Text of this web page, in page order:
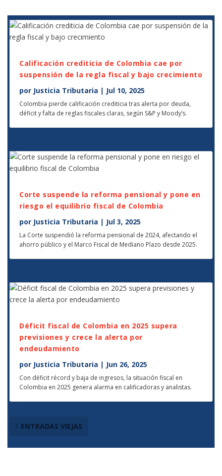
Calificación crediticia de Colombia cae por
suspensión de la regla fiscal y bajo crecimiento
por Justicia Tributaria | Jul 10, 2025
Colombia pierde calificación crediticia tras alerta por deuda,
déficit y falta de reglas fiscales claras, según S&P y Moody’s.
Corte suspende la reforma pensional y pone en
riesgo el equilibrio fiscal de Colombia
por Justicia Tributaria | Jul 3, 2025
La Corte suspendió la reforma pensional de 2024, afectando el
ahorro público y el Marco Fiscal de Mediano Plazo desde 2025.
Déficit fiscal de Colombia en 2025 supera
previsiones y crece la alerta por
endeudamiento
por Justicia Tributaria | Jun 26, 2025
Con déficit récord y baja de ingresos, la situación fiscal en
Colombia en 2025 genera alarma en calificadoras y analistas.
ENTRADAS VIEJAS